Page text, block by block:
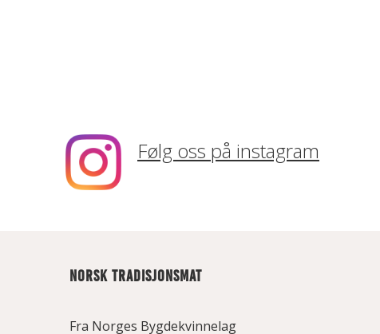
Følg oss på instagram
NORSK TRADISJONSMAT
Fra Norges Bygdekvinnelag